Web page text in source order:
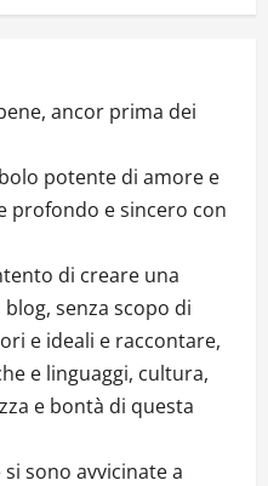
ancor prima dei
potente di amore e
profondo e sincero con
di creare una
senza scopo di
e ideali e raccontare,
e linguaggi, cultura,
e bontà di questa
sono avvicinate a